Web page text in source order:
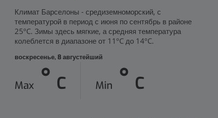
Климат Барселоны - средиземноморский, с
температурой в период с июня по сентябрь в районе
25ºC. Зимы здесь мягкие, а средняя температура
колеблется в диапазоне от 11ºC до 14ºC.
воскресенье, 8 августейший
° °